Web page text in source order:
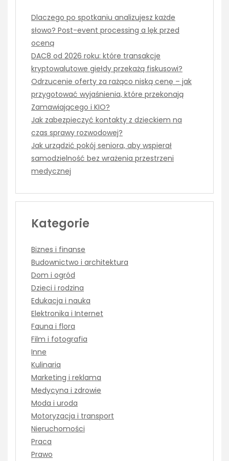
Dlaczego po spotkaniu analizujesz każde
słowo? Post-event processing a lęk przed
oceną
DAC8 od 2026 roku: które transakcje
kryptowalutowe giełdy przekażą fiskusowi?
Odrzucenie oferty za rażąco niską cenę – jak
przygotować wyjaśnienia, które przekonają
Zamawiającego i KIO?
Jak zabezpieczyć kontakty z dzieckiem na
czas sprawy rozwodowej?
Jak urządzić pokój seniora, aby wspierał
samodzielność bez wrażenia przestrzeni
medycznej
Kategorie
Biznes i finanse
Budownictwo i architektura
Dom i ogród
Dzieci i rodzina
Edukacja i nauka
Elektronika i Internet
Fauna i flora
Film i fotografia
Inne
Kulinaria
Marketing i reklama
Medycyna i zdrowie
Moda i uroda
Motoryzacja i transport
Nieruchomości
Praca
Prawo